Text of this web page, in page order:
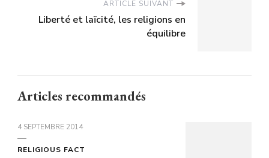
ARTICLE SUIVANT
Liberté et laïcité, les religions en
équilibre
Articles recommandés
4 SEPTEMBRE 2014
RELIGIOUS FACT